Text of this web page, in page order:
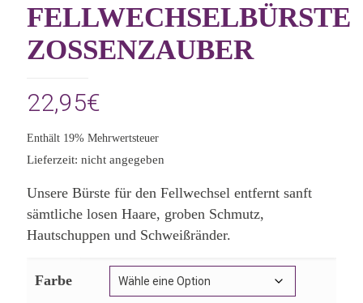
FELLWECHSELBÜRSTE
ZOSSENZAUBER
22,95€
Enthält 19% Mehrwertsteuer
Lieferzeit: nicht angegeben
Unsere Bürste für den Fellwechsel entfernt sanft
sämtliche losen Haare, groben Schmutz,
Hautschuppen und Schweißränder.
Farbe